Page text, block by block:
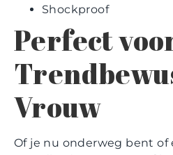
Shockproof
Perfect
Vrouw
Of je nu onderweg bent of